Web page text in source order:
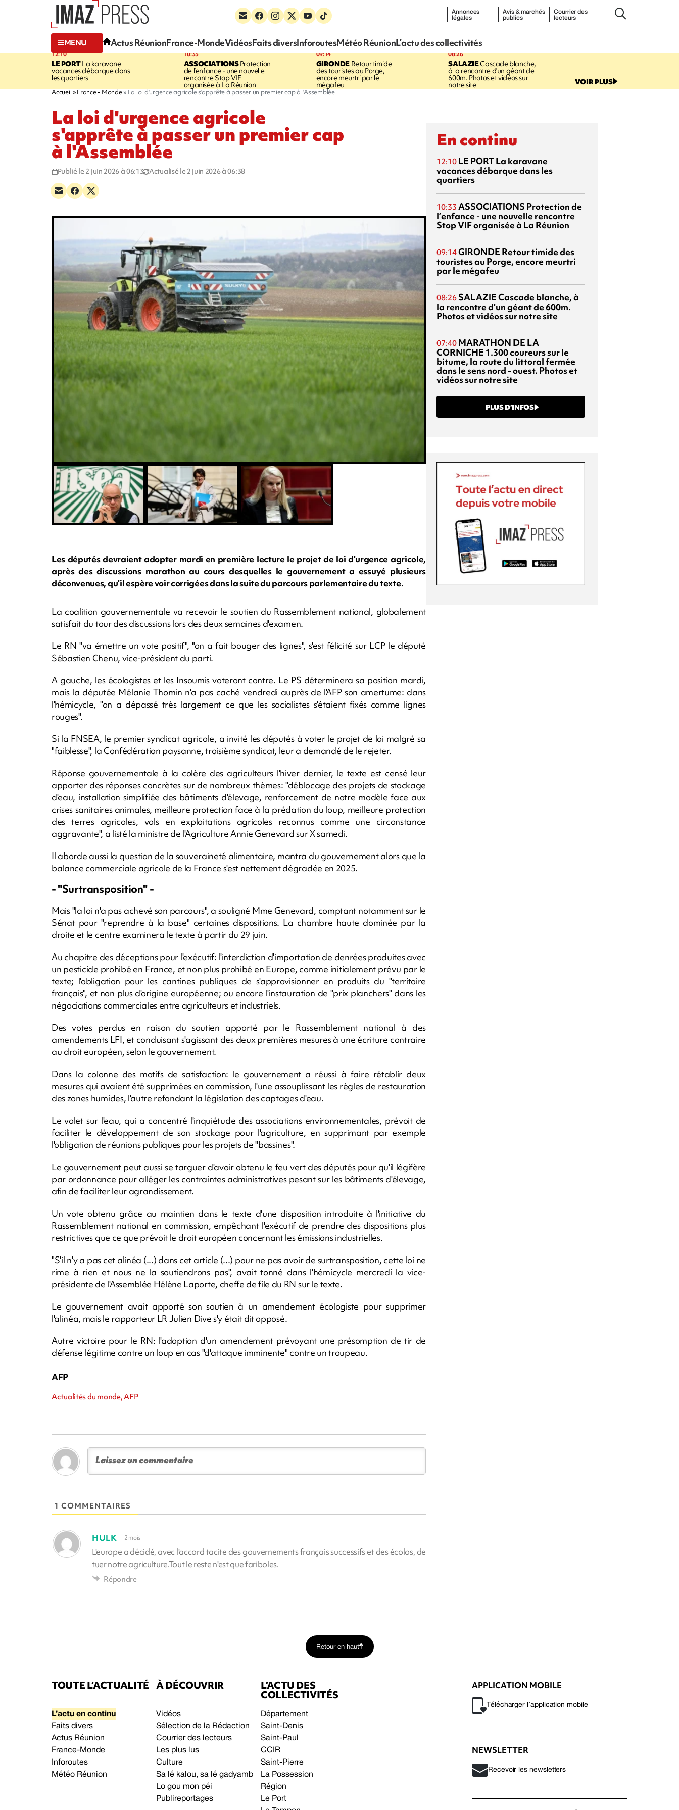
Annonces
légales
Avis & marchés
publics
Courrier des
lecteurs
MENU Actus RéunionFrance-MondeVidéosFaits diversInforoutesMétéo RéunionL’actu des collectivités
12:10
LE PORTLa karavane
vacances débarque dans
les quartiers
10:33
ASSOCIATIONSProtection
de l’enfance - une nouvelle
rencontre Stop VIF
organisée à La Réunion
09:14
GIRONDERetour timide
des touristes au Porge,
encore meurtri par le
mégafeu
08:26
SALAZIECascade blanche,
à la rencontre d'un géant de
600m. Photos et vidéos sur
notre site VOIR PLUS
Accueil France - Monde La loi d'urgence agricole s'apprête à passer un premier cap à l'Assemblée
La loi d'urgence agricole
s'apprête à passer un premier cap
à l'Assemblée
Publié le 2 juin 2026 à 06:13 Actualisé le 2 juin 2026 à 06:38
Les députés devraient adopter mardi en première lecture le projet de loi d'urgence agricole,
après des discussions marathon au cours desquelles le gouvernement a essuyé plusieurs
déconvenues, qu'il espère voir corrigées dans la suite du parcours parlementaire du texte.
La coalition gouvernementale va recevoir le soutien du Rassemblement national, globalement
satisfait du tour des discussions lors des deux semaines d'examen.
Le RN "va émettre un vote positif", "on a fait bouger des lignes", s'est félicité sur LCP le député
Sébastien Chenu, vice-président du parti.
A gauche, les écologistes et les Insoumis voteront contre. Le PS déterminera sa position mardi,
mais la députée Mélanie Thomin n'a pas caché vendredi auprès de l'AFP son amertume: dans
l'hémicycle, "on a dépassé très largement ce que les socialistes s'étaient fixés comme lignes
rouges".
Si la FNSEA, le premier syndicat agricole, a invité les députés à voter le projet de loi malgré sa
"faiblesse", la Confédération paysanne, troisième syndicat, leur a demandé de le rejeter.
Réponse gouvernementale à la colère des agriculteurs l'hiver dernier, le texte est censé leur
apporter des réponses concrètes sur de nombreux thèmes: "déblocage des projets de stockage
d'eau, installation simplifiée des bâtiments d'élevage, renforcement de notre modèle face aux
crises sanitaires animales, meilleure protection face à la prédation du loup, meilleure protection
des terres agricoles, vols en exploitations agricoles reconnus comme une circonstance
aggravante", a listé la ministre de l'Agriculture Annie Genevard sur X samedi.
Il aborde aussi la question de la souveraineté alimentaire, mantra du gouvernement alors que la
balance commerciale agricole de la France s'est nettement dégradée en 2025.
- "Surtransposition" -
Mais "la loi n'a pas achevé son parcours", a souligné Mme Genevard, comptant notamment sur le
Sénat pour "reprendre à la base" certaines dispositions. La chambre haute dominée par la
droite et le centre examinera le texte à partir du 29 juin.
Au chapitre des déceptions pour l'exécutif: l'interdiction d'importation de denrées produites avec
un pesticide prohibé en France, et non plus prohibé en Europe, comme initialement prévu par le
texte; l'obligation pour les cantines publiques de s'approvisionner en produits du "territoire
français", et non plus d'origine européenne; ou encore l'instauration de "prix planchers" dans les
négociations commerciales entre agriculteurs et industriels.
Des votes perdus en raison du soutien apporté par le Rassemblement national à des
amendements LFI, et conduisant s'agissant des deux premières mesures à une écriture contraire
au droit européen, selon le gouvernement.
Dans la colonne des motifs de satisfaction: le gouvernement a réussi à faire rétablir deux
mesures qui avaient été supprimées en commission, l'une assouplissant les règles de restauration
des zones humides, l'autre refondant la législation des captages d'eau.
Le volet sur l'eau, qui a concentré l'inquiétude des associations environnementales, prévoit de
faciliter le développement de son stockage pour l'agriculture, en supprimant par exemple
l'obligation de réunions publiques pour les projets de "bassines".
Le gouvernement peut aussi se targuer d'avoir obtenu le feu vert des députés pour qu'il légifère
par ordonnance pour alléger les contraintes administratives pesant sur les bâtiments d'élevage,
afin de faciliter leur agrandissement.
Un vote obtenu grâce au maintien dans le texte d'une disposition introduite à l'initiative du
Rassemblement national en commission, empêchant l'exécutif de prendre des dispositions plus
restrictives que ce que prévoit le droit européen concernant les émissions industrielles.
"S'il n'y a pas cet alinéa (...) dans cet article (...) pour ne pas avoir de surtransposition, cette loi ne
rime à rien et nous ne la soutiendrons pas", avait tonné dans l'hémicycle mercredi la vice-
présidente de l'Assemblée Hélène Laporte, cheffe de file du RN sur le texte.
Le gouvernement avait apporté son soutien à un amendement écologiste pour supprimer
l'alinéa, mais le rapporteur LR Julien Dive s'y était dit opposé.
Autre victoire pour le RN: l'adoption d'un amendement prévoyant une présomption de tir de
défense légitime contre un loup en cas "d'attaque imminente" contre un troupeau.
AFP
Actualités du monde, AFP
1 COMMENTAIRES
HULK 2 mois
L'europe a décidé, avec l'accord tacite des gouvernements français successifs et des écolos, de
tuer notre agriculture.Tout le reste n'est que fariboles.
Répondre
En continu
12:10 LE PORTLa karavane
vacances débarque dans les
quartiers
10:33 ASSOCIATIONS Protection de
l’enfance - une nouvelle rencontre
Stop VIF organisée à La Réunion
09:14GIRONDE Retour timide des
touristes au Porge, encore meurtri
par le mégafeu
08:26 SALAZIECascade blanche, à
la rencontre d'un géant de 600m.
Photos et vidéos sur notre site
07:40 MARATHON DE LA
CORNICHE 1.300 coureurs sur le
bitume, la route du littoral fermée
dans le sens nord - ouest. Photos et
vidéos sur notre site
PLUS D’INFOS
Retour en haut
TOUTE L’ACTUALITÉ
L’actu en continu
Faits divers
Actus Réunion
France-Monde
Inforoutes
Météo Réunion
À DÉCOUVRIR
Vidéos
Sélection de la Rédaction
Courrier des lecteurs
Les plus lus
Culture
Sa lé kalou, sa lé gadyamb
Lo gou mon péi
Publireportages
L’ACTU DES
COLLECTIVITÉS
Département
Saint-Denis
Saint-Paul
CCIR
Saint-Pierre
La Possession
Région
Le Port
APPLICATION MOBILE
Télécharger l’application mobile
NEWSLETTER
Recevoir les newsletters